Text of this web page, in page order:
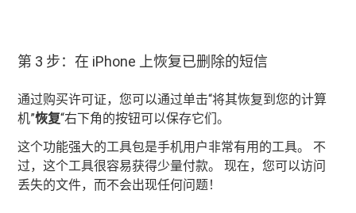
第 3 步：在 iPhone 上恢复已删除的短信
通过购买许可证，您可以通过单击“将其恢复到您的计算
机”恢复“右下角的按钮可以保存它们。
这个功能强大的工具包是手机用户非常有用的工具。 不
过，这个工具很容易获得少量付款。 现在，您可以访问
丢失的文件，而不会出现任何问题！